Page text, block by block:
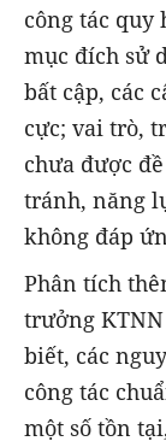
công tác quy
mục đích sử
bất cập, các
cực; vai trò,
chưa được
tránh, năng
không đáp
Phân tích
trưởng
biết, các
công tác
một số tồn